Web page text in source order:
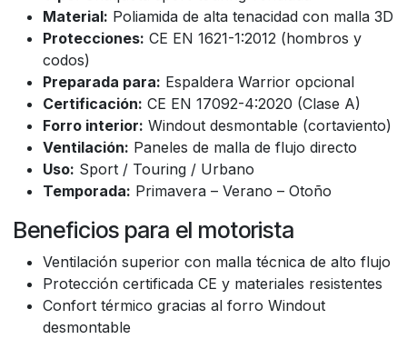
Material: Poliamida de alta tenacidad con malla 3D
Protecciones: CE EN 1621-1:2012 (hombros y
codos)
Preparada para: Espaldera Warrior opcional
Certificación: CE EN 17092-4:2020 (Clase A)
Forro interior: Windout desmontable (cortaviento)
Ventilación: Paneles de malla de flujo directo
Uso: Sport / Touring / Urbano
Temporada: Primavera – Verano – Otoño
Beneficios para el motorista
Ventilación superior con malla técnica de alto flujo
Protección certificada CE y materiales resistentes
Confort térmico gracias al forro Windout
desmontable